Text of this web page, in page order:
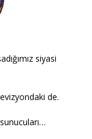
siyasi
de.